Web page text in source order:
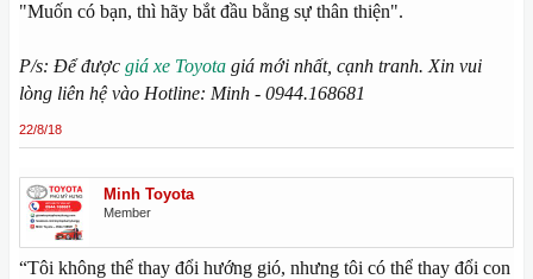
"Muốn có bạn, thì hãy bắt đầu bằng sự thân thiện".
P/s: Để được giá xe Toyota giá mới nhất, cạnh tranh. Xin vui
lòng liên hệ vào Hotline: Minh - 0944.168681
22/8/18
Minh Toyota
Member
“Tôi không thể thay đổi hướng gió, nhưng tôi có thể thay đổi con